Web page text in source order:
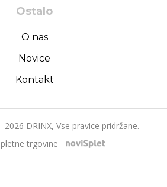
Ostalo
O nas
Novice
Kontakt
DRINX, Vse pravice pridržane.
trgovine